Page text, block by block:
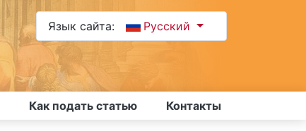
Язык сайта: Русский
Как подать статью Контакты